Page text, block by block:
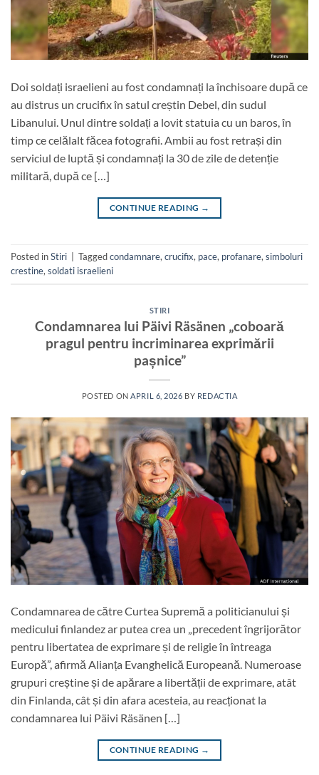
Doi soldați israelieni au fost condamnați la închisoare după ce
au distrus un crucifix în satul creștin Debel, din sudul
Libanului. Unul dintre soldați a lovit statuia cu un baros, în
timp ce celălalt făcea fotografii. Ambii au fost retrași din
serviciul de luptă și condamnați la 30 de zile de detenție
militară, după ce […]
CONTINUE READING →
Posted inStiri Taggedcondamnare, crucifix, pace, profanare, simboluri
crestine, soldati israelieni
STIRI
Condamnarea lui Päivi Räsänen „coboară
pragul pentru incriminarea exprimării
pașnice”
POSTED ONAPRIL 6, 2026 BY REDACTIA
Condamnarea de către Curtea Supremă a politicianului și
medicului finlandez ar putea crea un „precedent îngrijorător
pentru libertatea de exprimare și de religie în întreaga
Europă”, afirmă Alianța Evanghelică Europeană. Numeroase
grupuri creștine și de apărare a libertății de exprimare, atât
din Finlanda, cât și din afara acesteia, au reacționat la
condamnarea lui Päivi Räsänen […]
CONTINUE READING →